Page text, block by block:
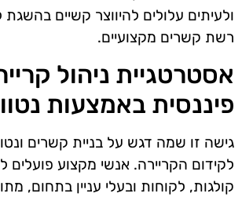
ולעיתים עלולים להיווצר קשיים בהשגת
רשת קשרים מקצועיים.
אסטרטגיית ניהול
פיננסית באמצעות
גישה זו שמה דגש על בניית קשרים
לקידום הקריירה. אנשי מקצוע פועלים
קולגות, לקוחות ובעלי עניין בתחום,